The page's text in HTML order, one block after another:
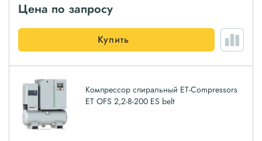
Цена по запросу
Купить
Компрессор спиральный ET-Compressors
ET OFS 2,2-8-200 ES belt